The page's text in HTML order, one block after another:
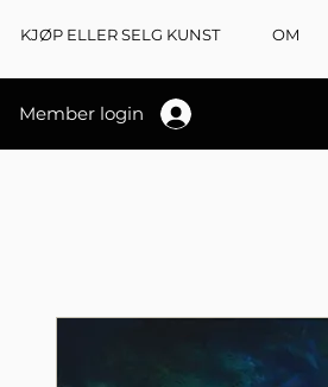
KJØP ELLER SELG KUNST OM
Member login